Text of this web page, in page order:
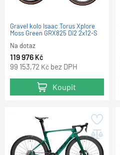
Gravel kolo Isaac Torus Xplore
Moss Green GRX825 Di2 2x12-S
Na dotaz
119 976 Kč
99 153,72 Kč bez DPH
Koupit